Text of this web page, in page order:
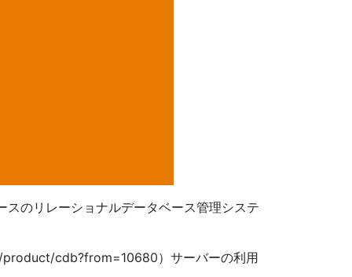
のリレーショナルデータベース管理システ
cdb?from=10680）サーバーの利用